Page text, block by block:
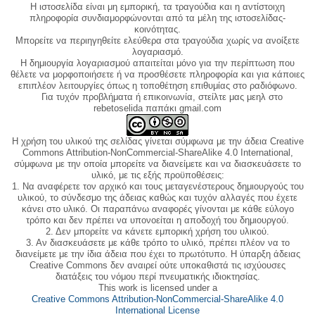
Η ιστοσελίδα είναι μη εμπορική, τα τραγούδια και η αντίστοιχη
πληροφορία συνδιαμορφώνονται από τα μέλη της ιστοσελίδας-
κοινότητας.
Μπορείτε να περιηγηθείτε ελεύθερα στα τραγούδια χωρίς να ανοίξετε
λογαριασμό.
Η δημιουργία λογαριασμού απαιτείται μόνο για την περίπτωση που
θέλετε να μορφοποιήσετε ή να προσθέσετε πληροφορία και για κάποιες
επιπλέον λειτουργίες όπως η τοποθέτηση επιθυμίας στο ραδιόφωνο.
Για τυχόν προβλήματα ή επικοινωνία, στείλτε μας μεηλ στο
rebetoselida παπάκι gmail.com
Η χρήση του υλικού της σελίδας γίνεται σύμφωνα με την άδεια Creative
Commons Attribution-NonCommercial-ShareAlike 4.0 International,
σύμφωνα με την οποία μπορείτε να διανείμετε και να διασκευάσετε το
υλικό, με τις εξής προϋποθέσεις:
1. Να αναφέρετε τον αρχικό και τους μεταγενέστερους δημιουργούς του
υλικού, το σύνδεσμο της άδειας καθώς και τυχόν αλλαγές που έχετε
κάνει στο υλικό. Οι παραπάνω αναφορές γίνονται με κάθε εύλογο
τρόπο και δεν πρέπει να υπονοείται η αποδοχή του δημιουργού.
2. Δεν μπορείτε να κάνετε εμπορική χρήση του υλικού.
3. Αν διασκευάσετε με κάθε τρόπο το υλικό, πρέπει πλέον να το
διανείμετε με την ίδια άδεια που έχει το πρωτότυπο. Η ύπαρξη άδειας
Creative Commons δεν αναιρεί ούτε υποκαθιστά τις ισχύουσες
διατάξεις του νόμου περί πνευματικής ιδιοκτησίας.
This work is licensed under a
Creative Commons Attribution-NonCommercial-ShareAlike 4.0
International License